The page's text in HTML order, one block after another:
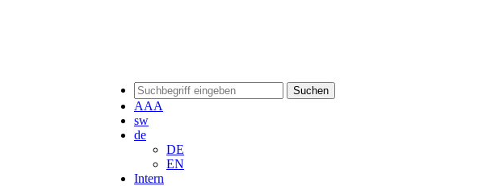
Suchen
AAA
sw
de
DE
EN
Intern